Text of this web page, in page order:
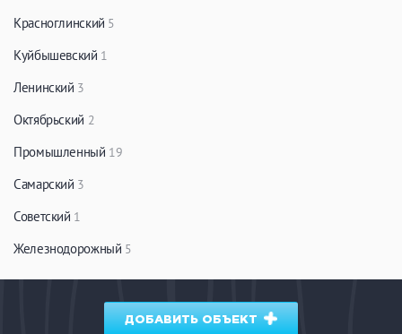
Красноглинский 5
Куйбышевский 1
Ленинский 3
Октябрьский 2
Промышленный 19
Самарский 3
Советский 1
Железнодорожный 5
ДОБАВИТЬ ОБЪЕКТ